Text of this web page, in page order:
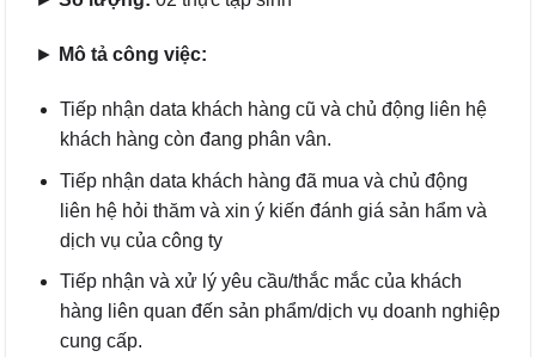
► Mô tả công việc:
Tiếp nhận data khách hàng cũ và chủ động liên hệ
khách hàng còn đang phân vân.
Tiếp nhận data khách hàng đã mua và chủ động
liên hệ hỏi thăm và xin ý kiến đánh giá sản hẩm và
dịch vụ của công ty
Tiếp nhận và xử lý yêu cầu/thắc mắc của khách
hàng liên quan đến sản phẩm/dịch vụ doanh nghiệp
cung cấp.